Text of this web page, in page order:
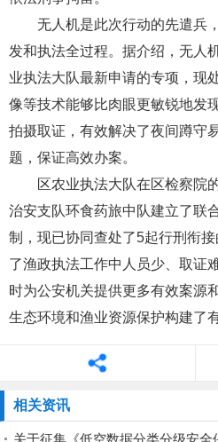
无人机是此次行动的先遣兵
发和执法全过程。据介绍，无人
业执法大队最新申请的专项，现
像等技术能够比肉眼更敏锐地发
拍摄取证，有效解决了夜间蹲守
题，保证高效办案。
区农业执法大队在区检察院
治安支队环食药旅中队建立了联
制，现已协同查处了5起行刑衔
了渔政执法工作中人员少、取证
时为公安机关提供更多有效案源
生态环境和渔业资源保护构建了
相关资讯